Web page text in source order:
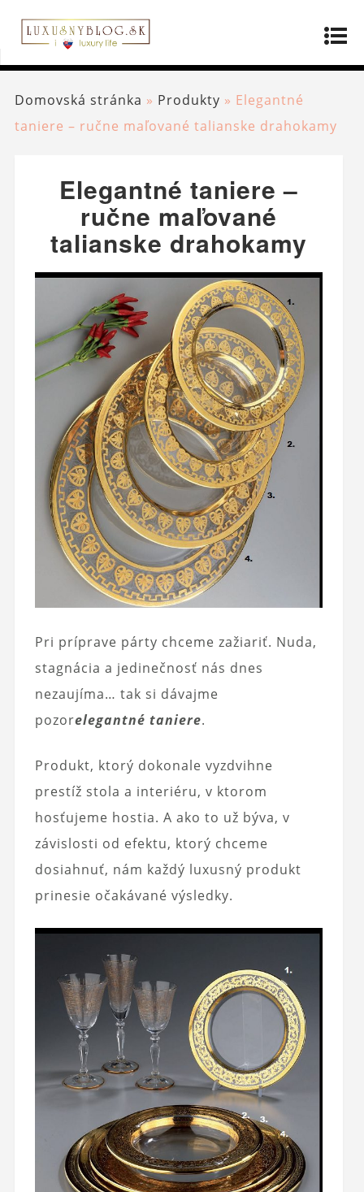
Domovská stránka » Produkty » Elegantné
taniere – ručne maľované talianske drahokamy
Elegantné taniere –
ručne maľované
talianske drahokamy
Pri príprave párty chceme zažiariť. Nuda,
stagnácia a jedinečnosť nás dnes
nezaujíma… tak si dávajme
pozorelegantné taniere.
Produkt, ktorý dokonale vyzdvihne
prestíž stola a interiéru, v ktorom
hosťujeme hostia. A ako to už býva, v
závislosti od efektu, ktorý chceme
dosiahnuť, nám každý luxusný produkt
prinesie očakávané výsledky.